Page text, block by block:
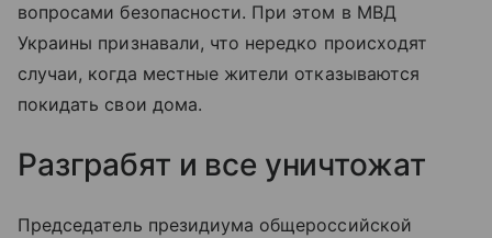
вопросами безопасности. При этом в МВД
Украины признавали, что нередко происходят
случаи, когда местные жители отказываются
покидать свои дома.
Разграбят и все уничтожат
Председатель президиума общероссийской